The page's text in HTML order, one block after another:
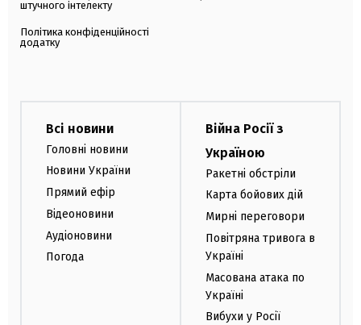
штучного інтелекту
Політика конфіденційності
додатку
Всі новини
Головні новини
Новини України
Прямий ефір
Відеоновини
Аудіоновини
Погода
Війна Росії з
Україною
Ракетні обстріли
Карта бойових дій
Мирні переговори
Повітряна тривога в
Україні
Масована атака по
Україні
Вибухи у Росії